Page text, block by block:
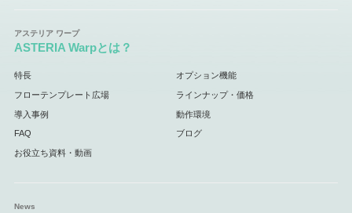
ASTERIA Warpとは？
特長 オプション機能
フローテンプレート広場 ラインナップ・価格
導入事例 動作環境
FAQ ブログ
お役立ち資料・動画